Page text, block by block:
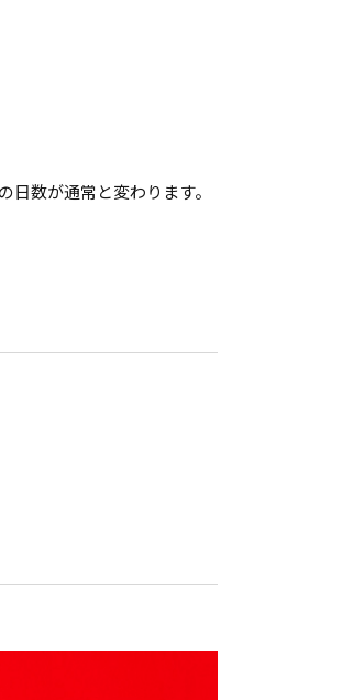
数が通常と変わります。